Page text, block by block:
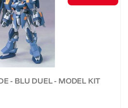
- BLU DUEL - MODEL KIT